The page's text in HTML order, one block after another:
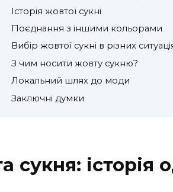
Історія жовтої сукні
Поєднання з іншими кольорами
Вибір жовтої сукні в різних
З чим носити жовту сукню?
Локальний шлях до моди
Заключні думки
сукня: історія